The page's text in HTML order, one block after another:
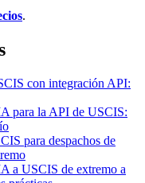
.
con integración API:
para la API de USCIS:
para despachos de
a USCIS de extremo a